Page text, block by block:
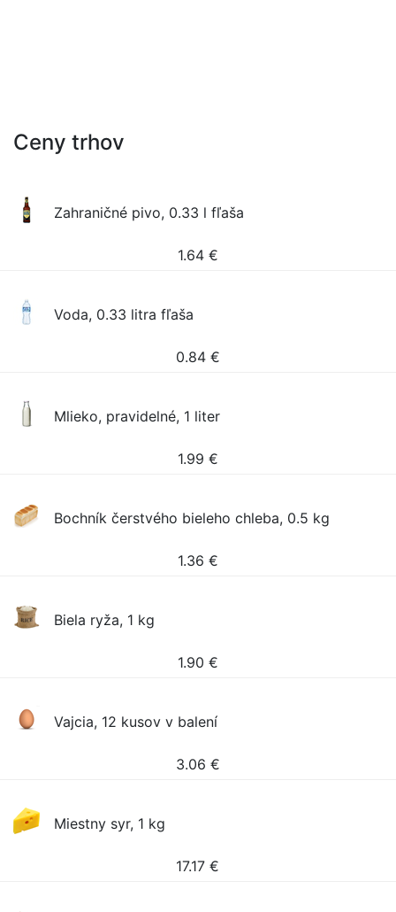
Ceny trhov
Zahraničné pivo, 0.33 l fľaša
1.64 €
Voda, 0.33 litra fľaša
0.84 €
Mlieko, pravidelné, 1 liter
1.99 €
Bochník čerstvého bieleho chleba, 0.5 kg
1.36 €
Biela ryža, 1 kg
1.90 €
Vajcia, 12 kusov v balení
3.06 €
Miestny syr, 1 kg
17.17 €